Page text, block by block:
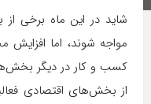
شاید در این ماه برخی
مواجه شوند، اما
کسب و کار در دیگر
از بخش‌های اقتصادی